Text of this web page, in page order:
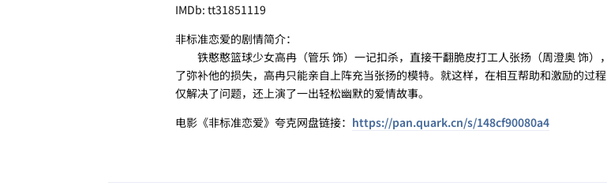
IMDb: tt31851119
非标准恋爱的剧情简介：
铁憨憨篮球少女高冉（管乐 饰）一记扣杀，直接干翻脆皮打工人张扬（周澄奥 饰）
了弥补他的损失，高冉只能亲自上阵充当张扬的模特。就这样，在相互帮助和激励的过
仅解决了问题，还上演了一出轻松幽默的爱情故事。
电影《非标准恋爱》夸克网盘链接： https://pan.quark.cn/s/148cf90080a4